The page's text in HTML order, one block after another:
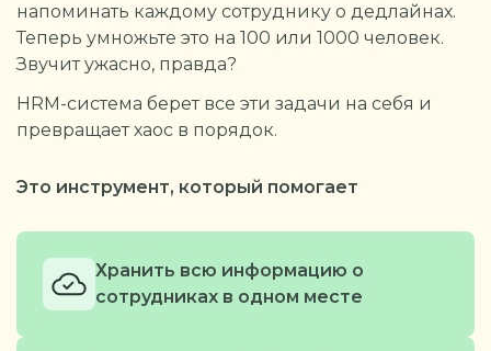
напоминать каждому сотруднику о дедлайнах.
Теперь умножьте это на 100 или 1000 человек.
Звучит ужасно, правда?
HRM-система берет все эти задачи на себя и
превращает хаос в порядок.
Это инструмент, который помогает
Хранить всю информацию о
сотрудниках в одном месте